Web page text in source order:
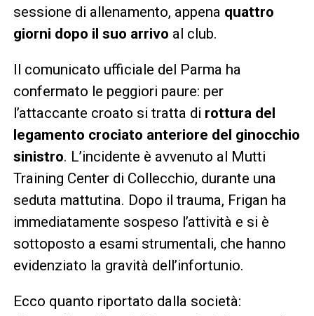
sessione di allenamento, appena quattro
giorni dopo il suo arrivo al club.
Il comunicato ufficiale del Parma ha
confermato le peggiori paure: per
l’attaccante croato si tratta di rottura del
legamento crociato anteriore del ginocchio
sinistro. L’incidente è avvenuto al Mutti
Training Center di Collecchio, durante una
seduta mattutina. Dopo il trauma, Frigan ha
immediatamente sospeso l’attività e si è
sottoposto a esami strumentali, che hanno
evidenziato la gravità dell’infortunio.
Ecco quanto riportato dalla società: